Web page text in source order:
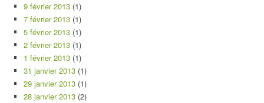
9 février 2013 (1)
7 février 2013 (1)
5 février 2013 (1)
2 février 2013 (1)
1 février 2013 (1)
31 janvier 2013 (1)
29 janvier 2013 (1)
28 janvier 2013 (2)